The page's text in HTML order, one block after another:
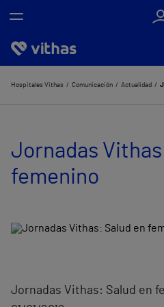
Nosotros
Servicios de salud
Equipo médico y asistencial
Hospitales Vithas Comunicación Actualidad
Jornadas
femenino
Jornadas Vithas: Salud en